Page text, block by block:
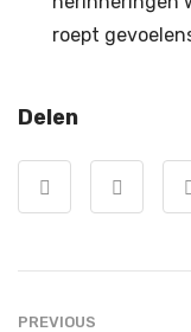
roept
Delen
PREVIOUS